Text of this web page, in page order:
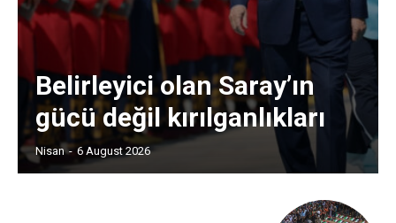
Belirleyici olan Saray’ın
gücü değil kırılganlıkları
Nisan - 6 August 2026